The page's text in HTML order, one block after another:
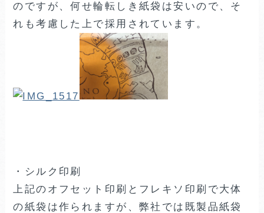
のですが、何せ輪転しき紙袋は安いので、そ
れも考慮した上で採用されています。
・シルク印刷
上記のオフセット印刷とフレキソ印刷で大体
の紙袋は作られますが、弊社では既製品紙袋